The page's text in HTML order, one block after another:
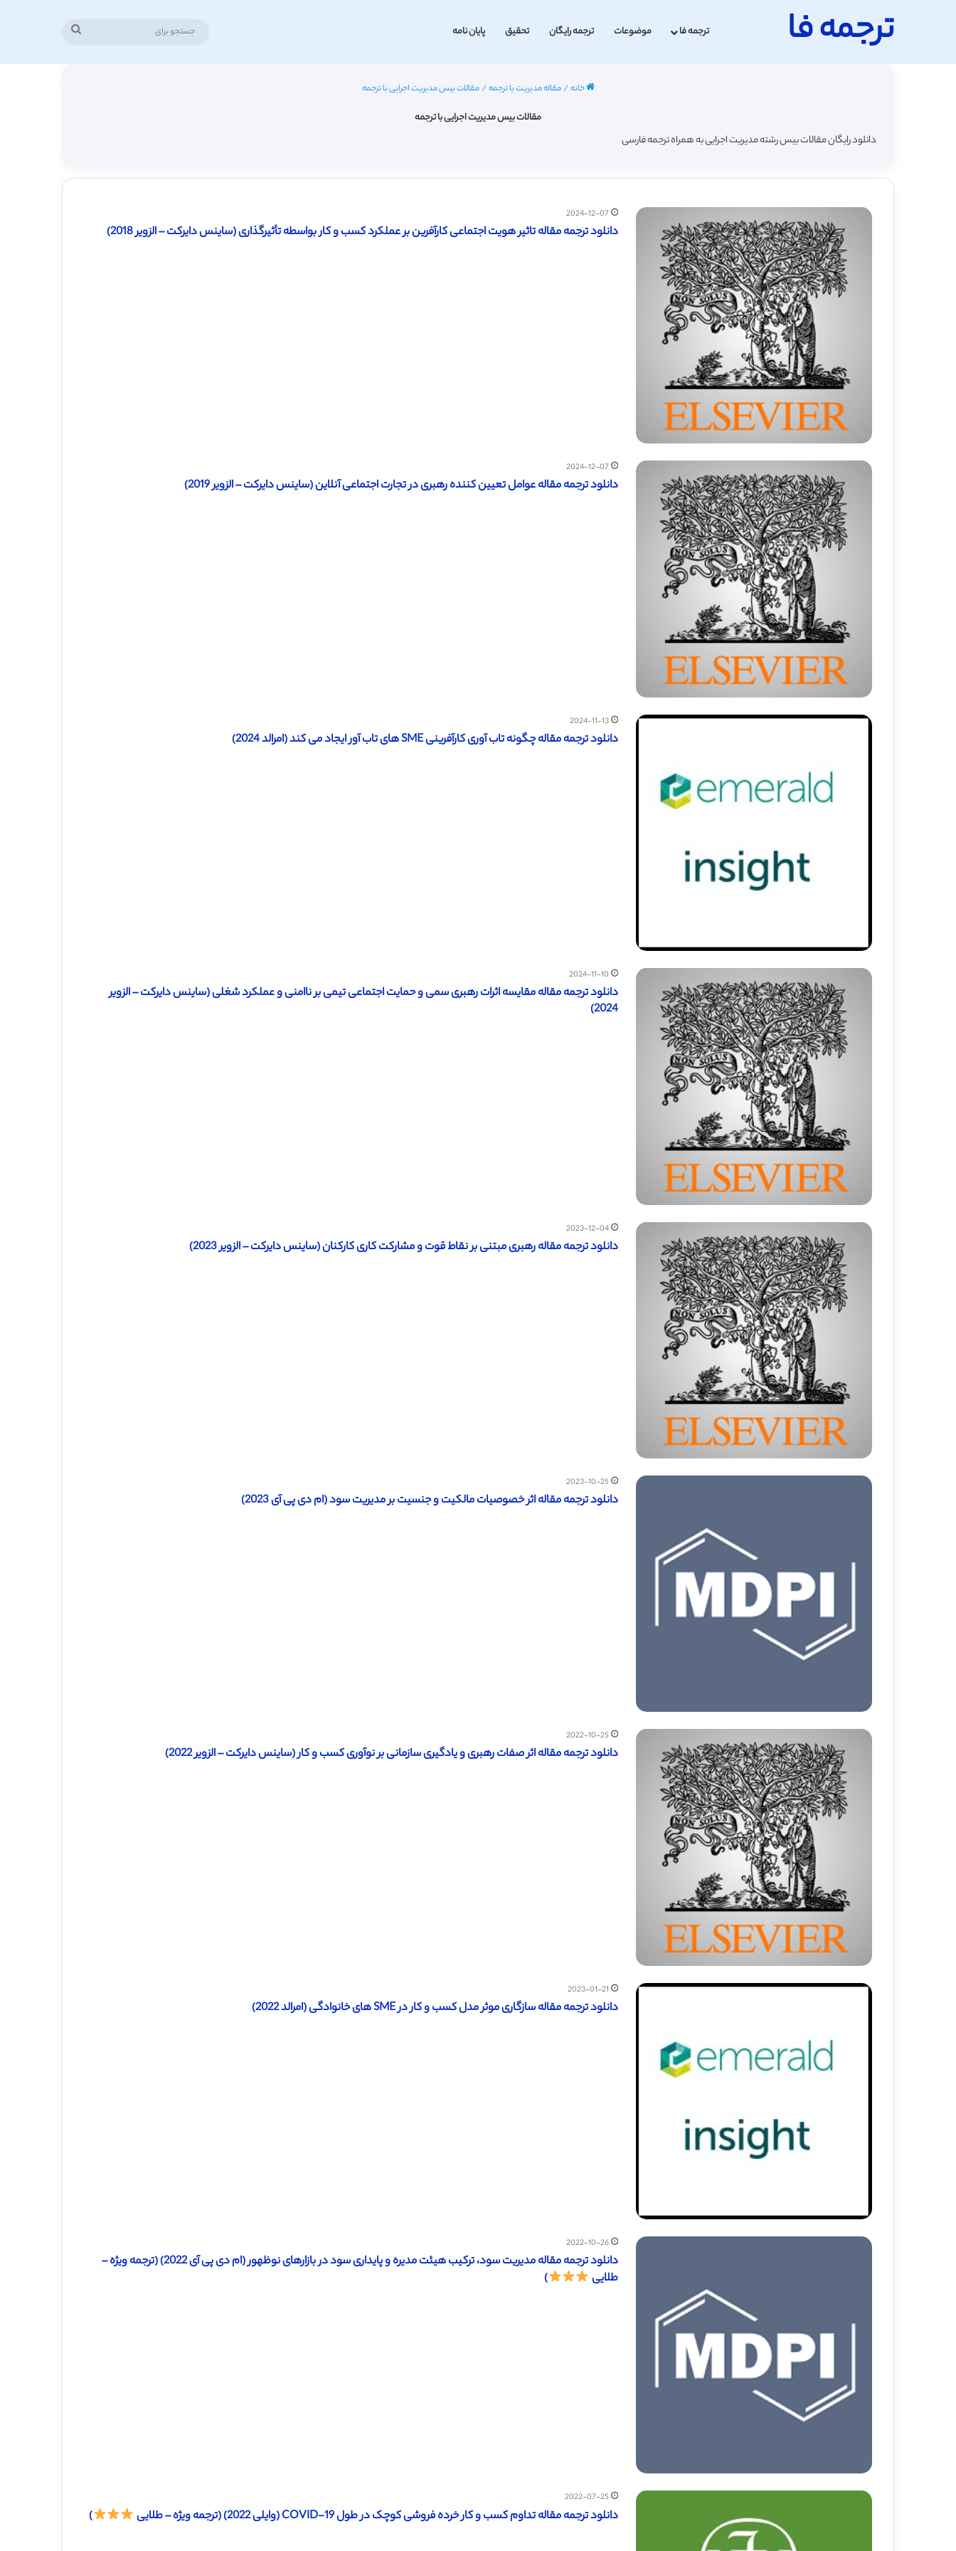
ترجمه فا ترجمه فا موضوعات ترجمه رایگان تحقیق پایان نامه
خانه/مقاله مدیریت با ترجمه/مقالات بیس مدیریت اجرایی با ترجمه
مقالات بیس مدیریت اجرایی با ترجمه
دانلود رایگان مقالات بیس رشته مدیریت اجرایی به همراه ترجمه فارسی
2024-12-07
دانلود ترجمه مقاله تاثیر هویت اجتماعی کارآفرین بر عملکرد کسب و کار بواسطه تأثیرگذاری (ساینس دایرکت – الزویر 2018)
2024-12-07
دانلود ترجمه مقاله عوامل تعیین کننده رهبری در تجارت اجتماعی آنلاین (ساینس دایرکت – الزویر 2019)
2024-11-13
دانلود ترجمه مقاله چگونه تاب آوری کارآفرینی SME های تاب آور ایجاد می کند (امرالد 2024)
2024-11-10
دانلود ترجمه مقاله مقایسه اثرات رهبری سمی و حمایت اجتماعی تیمی بر ناامنی و عملکرد شغلی (ساینس دایرکت – الزویر
2024)
2023-12-04
دانلود ترجمه مقاله رهبری مبتنی بر نقاط قوت و مشارکت کاری کارکنان (ساینس دایرکت – الزویر 2023)
2023-10-25
دانلود ترجمه مقاله اثر خصوصیات مالکیت و جنسیت بر مدیریت سود (ام دی پی آی 2023)
2022-10-25
دانلود ترجمه مقاله اثر صفات رهبری و یادگیری سازمانی بر نوآوری کسب و کار (ساینس دایرکت – الزویر 2022)
2023-01-21
دانلود ترجمه مقاله سازگاری موثر مدل کسب و کار در SME های خانوادگی (امرالد 2022)
2022-10-26
دانلود ترجمه مقاله مدیریت سود، ترکیب هیئت مدیره و پایداری سود در بازارهای نوظهور (ام دی پی آی 2022) (ترجمه ویژه –
طلایی
)
2022-07-25
دانلود ترجمه مقاله تداوم کسب و کار خرده فروشی کوچک در طول COVID-19 (وایلی 2022) (ترجمه ویژه – طلایی )